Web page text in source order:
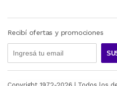
Recibí ofertas y promociones